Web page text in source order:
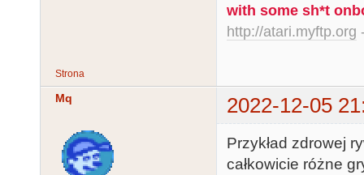
with some sh*t
http://atari.myftp.org
Strona
Mq 2022-12-05
Przykład zdrowej
całkowicie różne